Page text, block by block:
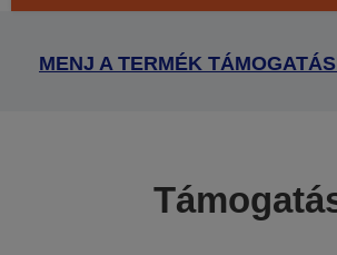
MENJ A TERMÉK